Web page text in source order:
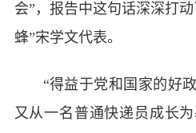
会”，报告中这句话深深打
蜂”宋学文代表。
“得益于党和国家的好
又从一名普通快递员成长